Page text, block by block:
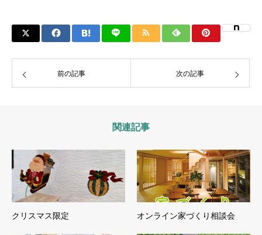
前の記事 次の記事
関連記事
クリスマス限定 オンライン家づくり相談会